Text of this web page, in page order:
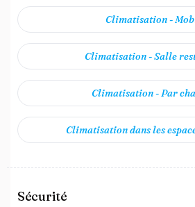
Climatisation -
Climatisation - Salle
Climatisation - Par
Climatisation dans les
Sécurité